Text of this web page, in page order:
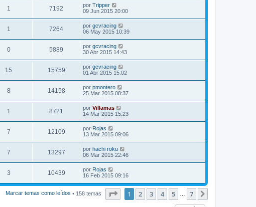
1 7192 por Tripper
09 Jun 2015 20:00
1 7264 por gcvracing
06 May 2015 10:39
0 5889 por gcvracing
30 Abr 2015 14:43
15 15759 por gcvracing
01 Abr 2015 15:02
8 14158 por pmontero
25 Mar 2015 08:37
1 8721 por Villamas
14 Mar 2015 15:23
7 12109 por Rojas
13 Mar 2015 09:06
7 13297 por hachi roku
06 Mar 2015 22:46
3 10439 por Rojas
16 Feb 2015 09:16
Marcar temas como leídos • 158 temas Página1 de
1 2 3 4 5 7